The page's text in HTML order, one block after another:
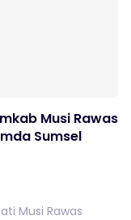
Musi Rawas
Sumsel
Musi Rawas